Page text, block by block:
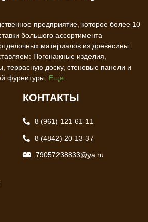
предприятие, которое более 10
большого ассортимента
материалов из древесины.
Погонажные изделия,
террасную доску, стеновые панели и
фурнитуры. Еще
КОНТАКТЫ
8 (961) 121-61-11
8 (4842) 20-13-37
79057238833@ya.ru